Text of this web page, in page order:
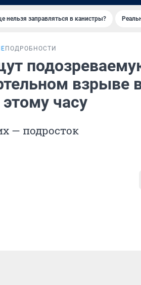
нельзя заправляться в канистры?
ПОДРОБНОСТИ
взрыве
часу
— подросток